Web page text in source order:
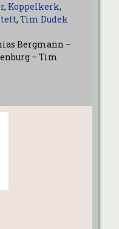
, Koppelkerk,
, Tim Dudek
Bergmann –
– Tim